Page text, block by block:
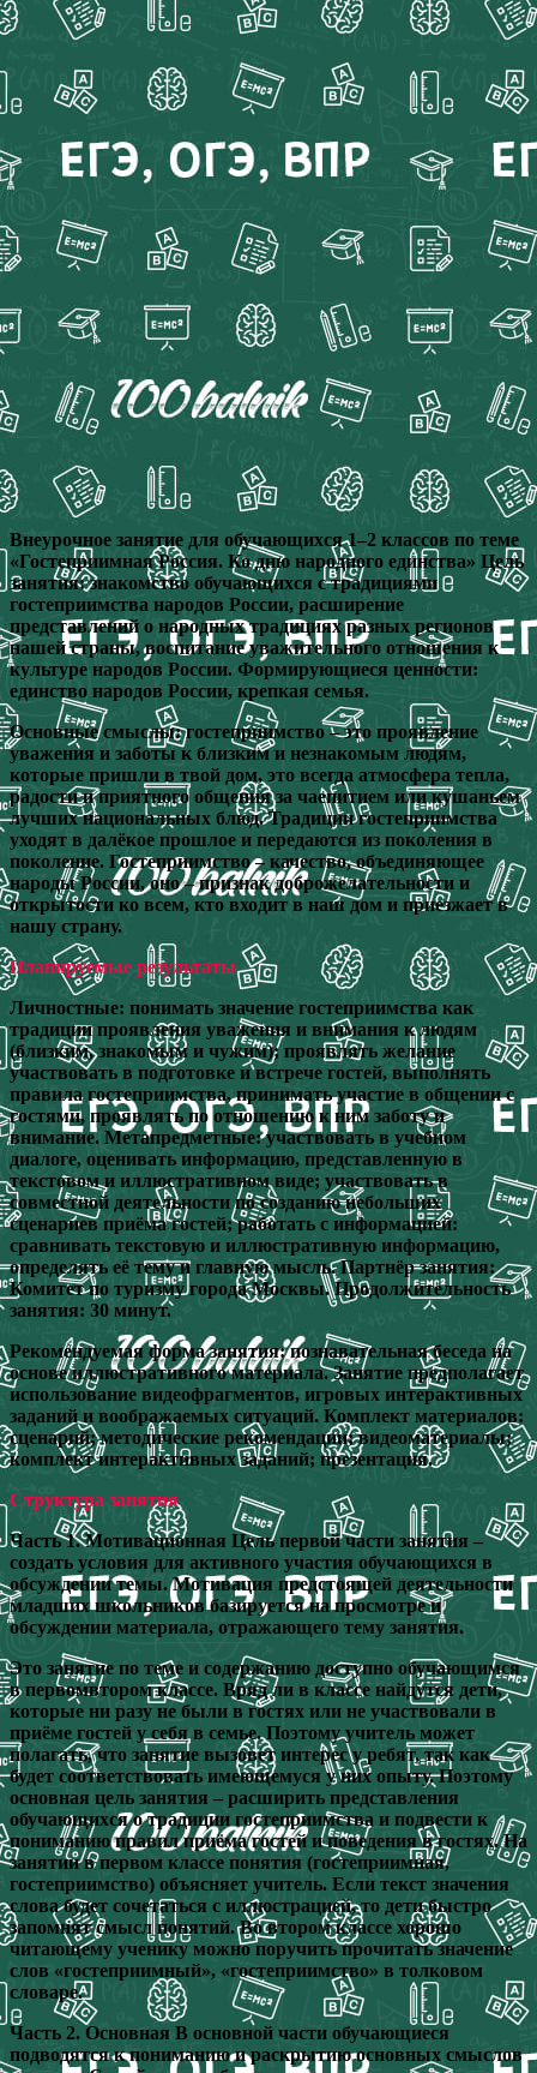
Внеурочное занятие для обучающихся 1–2 классов по теме
«Гостеприимная Россия. Ко дню народного единства» Цель
занятия: знакомство обучающихся с традициями
гостеприимства народов России, расширение
представлений о народных традициях разных регионов
нашей страны, воспитание уважительного отношения к
культуре народов России. Формирующиеся ценности:
единство народов России, крепкая семья.
Основные смыслы: гостеприимство – это проявление
уважения и заботы к близким и незнакомым людям,
которые пришли в твой дом, это всегда атмосфера тепла,
радости и приятного общения за чаепитием или кушаньем
лучших национальных блюд. Традиции гостеприимства
уходят в далёкое прошлое и передаются из поколения в
поколение. Гостеприимство – качество, объединяющее
народы России, оно – признак доброжелательности и
открытости ко всем, кто входит в наш дом и приезжает в
нашу страну.
Планируемые результаты
Личностные: понимать значение гостеприимства как
традиции проявления уважения и внимания к людям
(близким, знакомым и чужим); проявлять желание
участвовать в подготовке и встрече гостей, выполнять
правила гостеприимства, принимать участие в общении с
гостями, проявлять по отношению к ним заботу и
внимание. Метапредметные: участвовать в учебном
диалоге, оценивать информацию, представленную в
текстовом и иллюстративном виде; участвовать в
совместной деятельности по созданию небольших
сценариев приёма гостей; работать с информацией:
сравнивать текстовую и иллюстративную информацию,
определять её тему и главную мысль. Партнёр занятия:
Комитет по туризму города Москвы. Продолжительность
занятия: 30 минут.
Рекомендуемая форма занятия: познавательная беседа на
основе иллюстративного материала. Занятие предполагает
использование видеофрагментов, игровых интерактивных
заданий и воображаемых ситуаций. Комплект материалов:
сценарий; методические рекомендации; видеоматериалы;
комплект интерактивных заданий; презентация.
Структура занятия
Часть 1. Мотивационная Цель первой части занятия –
создать условия для активного участия обучающихся в
обсуждении темы. Мотивация предстоящей деятельности
младших школьников базируется на просмотре и
обсуждении материала, отражающего тему занятия.
Это занятие по теме и содержанию доступно обучающимся
в первомвтором классе. Вряд ли в классе найдутся дети,
которые ни разу не были в гостях или не участвовали в
приёме гостей у себя в семье. Поэтому учитель может
полагать, что занятие вызовет интерес у ребят, так как
будет соответствовать имеющемуся у них опыту. Поэтому
основная цель занятия – расширить представления
обучающихся о традиции гостеприимства и подвести к
пониманию правил приёма гостей и поведения в гостях. На
занятии в первом классе понятия (гостеприимная,
гостеприимство) объясняет учитель. Если текст значения
слова будет сочетаться с иллюстрацией, то дети быстро
запомнят смысл понятий. Во втором классе хорошо
читающему ученику можно поручить прочитать значение
слов «гостеприимный», «гостеприимство» в толковом
словаре.
Часть 2. Основная В основной части обучающиеся
подводятся к пониманию и раскрытию основных смыслов